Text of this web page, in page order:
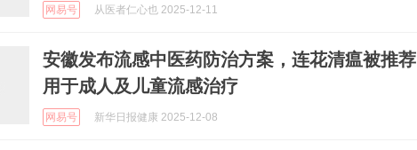
网易号 从医者仁心也 2025-12-11
安徽发布流感中医药防治方案，连花清瘟被推荐
用于成人及儿童流感治疗
网易号 新华日报健康 2025-12-08